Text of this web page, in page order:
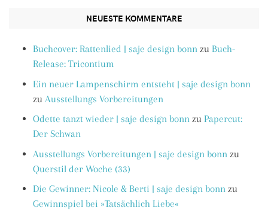
NEUESTE KOMMENTARE
Buchcover: Rattenlied | saje design bonn zu Buch-
Release: Tricontium
Ein neuer Lampenschirm entsteht | saje design bonn
zu Ausstellungs Vorbereitungen
Odette tanzt wieder | saje design bonn zu Papercut:
Der Schwan
Ausstellungs Vorbereitungen | saje design bonn zu
Querstil der Woche (33)
Die Gewinner: Nicole & Berti | saje design bonn zu
Gewinnspiel bei »Tatsächlich Liebe«